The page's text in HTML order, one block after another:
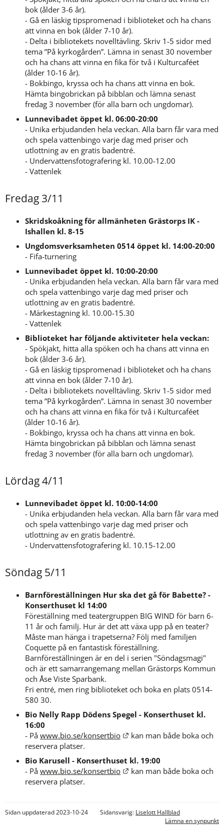
bok (ålder 3-6 år).
- Gå en läskig tipspromenad i biblioteket och ha chans
att vinna en bok (ålder 7-10 år).
- Delta i bibliotekets novelltävling. Skriv 1-5 sidor med
tema ”På kyrkogården”. Lämna in senast 30 november
och ha chans att vinna en fika för två i Kulturcaféet
(ålder 10-16 år).
- Bokbingo, kryssa och ha chans att vinna en bok.
Hämta bingobrickan på bibblan och lämna senast
fredag 3 november (för alla barn och ungdomar).
Lunnevibadet öppet kl. 06:00-20:00
- Unika erbjudanden hela veckan. Alla barn får vara med
och spela vattenbingo varje dag med priser och
utlottning av en gratis badentré.
- Undervattensfotografering kl. 10.00-12.00
- Vattenlek
Fredag 3/11
Skridskoåkning för allmänheten Grästorps IK -
Ishallen kl. 8-15
Ungdomsverksamheten 0514 öppet kl. 14:00-20:00
- Fifa-turnering
Lunnevibadet öppet kl. 10:00-20:00
- Unika erbjudanden hela veckan. Alla barn får vara med
och spela vattenbingo varje dag med priser och
utlottning av en gratis badentré.
- Märkestagning kl. 10.00-15.30
- Vattenlek
Biblioteket har följande aktiviteter hela veckan:
- Spökjakt, hitta alla spöken och ha chans att vinna en
bok (ålder 3-6 år).
- Gå en läskig tipspromenad i biblioteket och ha chans
att vinna en bok (ålder 7-10 år).
- Delta i bibliotekets novelltävling. Skriv 1-5 sidor med
tema ”På kyrkogården”. Lämna in senast 30 november
och ha chans att vinna en fika för två i Kulturcaféet
(ålder 10-16 år).
- Bokbingo, kryssa och ha chans att vinna en bok.
Hämta bingobrickan på bibblan och lämna senast
fredag 3 november (för alla barn och ungdomar).
Lördag 4/11
Lunnevibadet öppet kl. 10:00-14:00
- Unika erbjudanden hela veckan. Alla barn får vara med
och spela vattenbingo varje dag med priser och
utlottning av en gratis badentré.
- Undervattensfotografering kl. 10.15-12.00
Söndag 5/11
Barnföreställningen Hur ska det gå för Babette? -
Konserthuset kl 14:00
Föreställning med teatergruppen BIG WIND för barn 6-
11 år och familj. Hur är det att växa upp på en teater?
Måste man hänga i trapetserna? Följ med familjen
Coquette på en fantastisk föreställning.
Barnföreställningen är en del i serien "Söndagsmagi"
och är ett samarrangemang mellan Grästorps Kommun
och Åse Viste Sparbank.
Fri entré, men ring biblioteket och boka en plats 0514-
580 30.
Bio Nelly Rapp Dödens Spegel - Konserthuset kl.
16:00
- På www.bio.se/konsertbio Länk till annan webbplats.
kan man både boka och
reservera platser.
Bio Karusell - Konserthuset kl. 19:00
- På www.bio.se/konsertbio Länk till annan webbplats.
kan man både boka och
reservera platser.
Sidan uppdaterad 2023-10-24 Sidansvarig: Liselott Hallblad
Lämna en synpunkt